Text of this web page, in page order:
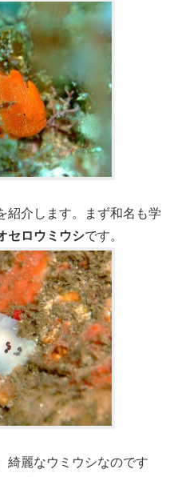
紹介します。まず和名も学
セロウミウシです。
綺麗なウミウシなのです